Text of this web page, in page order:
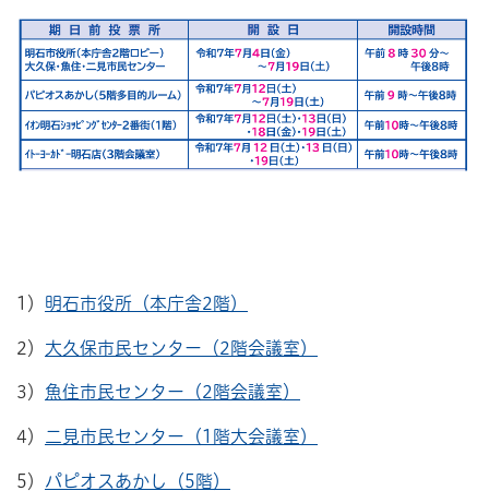
1） 明石市役所（本庁舎2階）
2） 大久保市民センター（2階会議室）
3） 魚住市民センター（2階会議室）
4） 二見市民センター（1階大会議室）
5） パピオスあかし（5階）